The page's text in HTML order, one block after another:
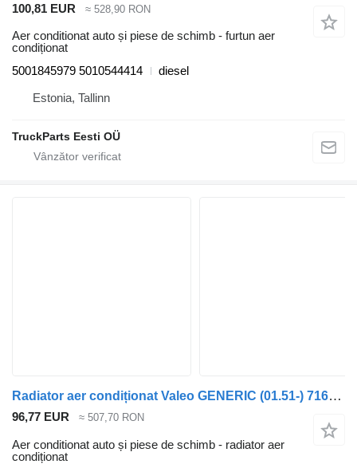
100,81 EUR ≈ 528,90 RON
Aer conditionat auto și piese de schimb - furtun aer
condiționat
5001845979 5010544414
diesel
Estonia, Tallinn
TruckParts Eesti OÜ
Radiator aer condiționat Valeo GENERIC (01.51-) 716658 pentru cap tractor GENERIC
96,77 EUR ≈ 507,70 RON
Aer conditionat auto și piese de schimb - radiator aer
condiționat